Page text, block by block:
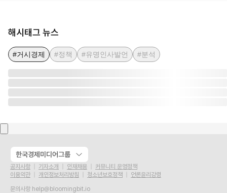
해시태그 뉴스
#거시경제 #정책 #유명인사발언 #분석
한국경제미디어그룹
공지사항 기자소개 인재채용
커뮤니티 운영정책
이용약관
개인정보처리방침 청소년보호정책
언론윤리강령
문의사항 help@bloomingbit.io